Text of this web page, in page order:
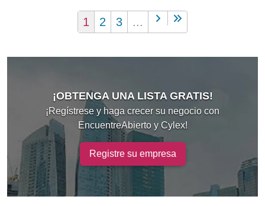
1 2 3 ...
¡OBTENGA UNA LISTA GRATIS!
¡Regístrese y haga crecer su negocio con
EncuentreAbierto y Cylex!
Registre su empresa